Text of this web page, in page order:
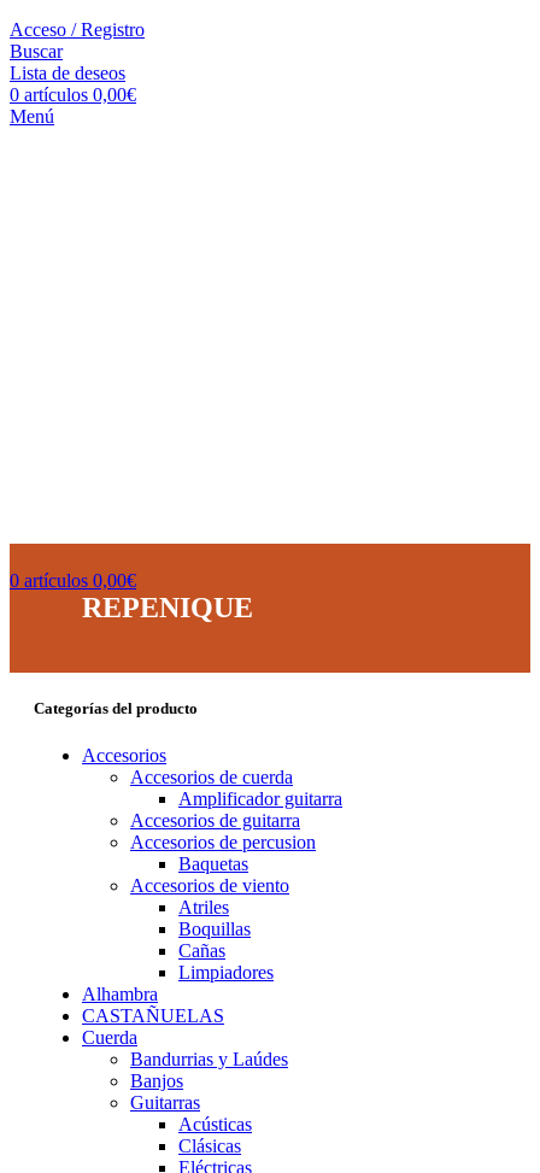
Acceso / Registro
Buscar
Lista de deseos
0 artículos 0,00€
Menú
0 artículos 0,00€
REPENIQUE
Categorías del producto
Accesorios
Accesorios de cuerda
Amplificador guitarra
Accesorios de guitarra
Accesorios de percusion
Baquetas
Accesorios de viento
Atriles
Boquillas
Cañas
Limpiadores
Alhambra
CASTAÑUELAS
Cuerda
Bandurrias y Laúdes
Banjos
Guitarras
Acústicas
Clásicas
Eléctricas